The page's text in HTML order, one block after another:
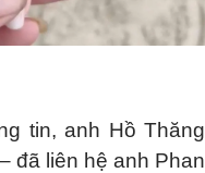
tin, anh Hồ Thăng
đã liên hệ anh Phan